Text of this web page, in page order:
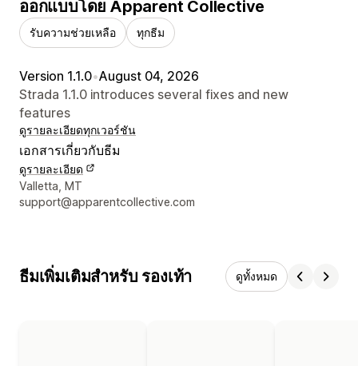
ออกแบบโดย Apparent Collective
รับความช่วยเหลือ ทุกธีม
Version 1.1.0•August 04, 2026
Strada 1.1.0 introduces several fixes and new
features
ดูรายละเอียดทุกเวอร์ชัน
เอกสารเกี่ยวกับธีม
ดูรายละเอียด
รายละเอียดการติดต่อผู้ออกแบบ
Valletta, MT
support@apparentcollective.com
ธีมเพิ่มเติมสำหรับ รองเท้า ดูทั้งหมด